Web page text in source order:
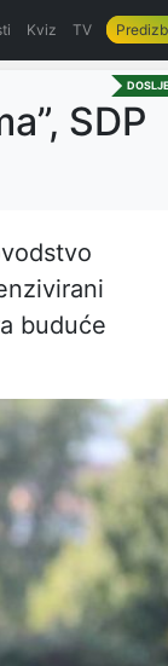
Kviz TV
SDP
buduće